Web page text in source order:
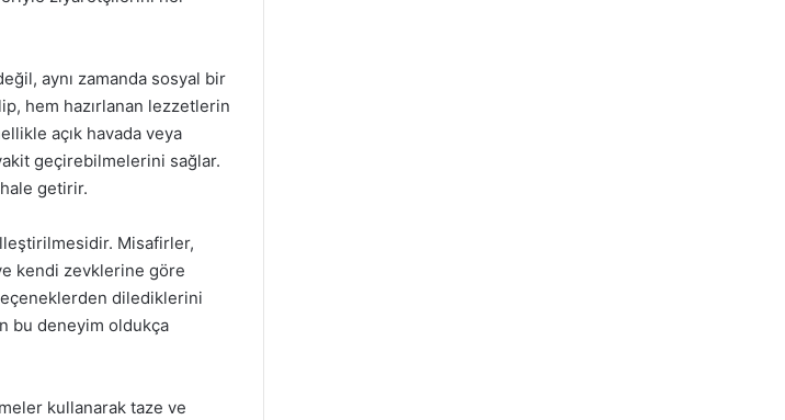
aynı zamanda sosyal bir
hem hazırlanan lezzetlerin
açık havada veya
geçirebilmelerini sağlar.
getirir.
Misafirler,
kendi zevklerine göre
dilediklerini
bu deneyim oldukça
kullanarak taze ve